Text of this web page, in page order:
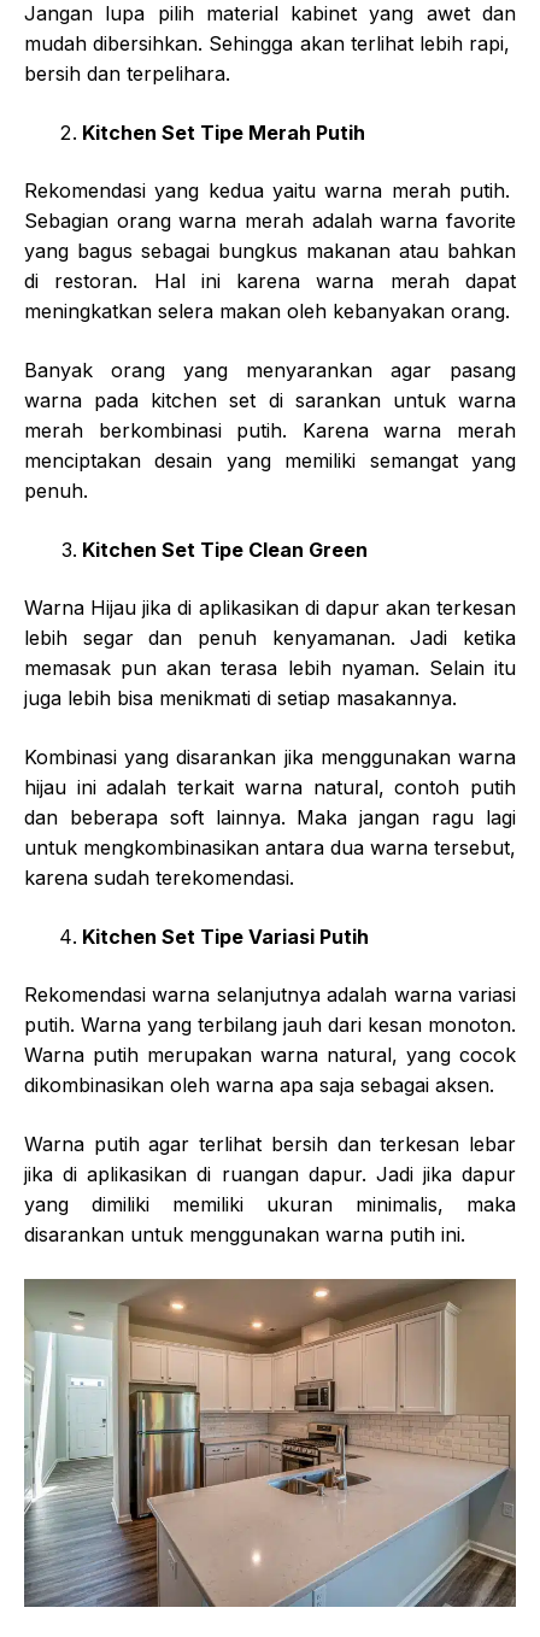
Jangan lupa pilih material kabinet yang awet dan
mudah dibersihkan. Sehingga akan terlihat lebih rapi,
bersih dan terpelihara.
Kitchen Set Tipe Merah Putih
Rekomendasi yang kedua yaitu warna merah putih.
Sebagian orang warna merah adalah warna favorite
yang bagus sebagai bungkus makanan atau bahkan
di restoran. Hal ini karena warna merah dapat
meningkatkan selera makan oleh kebanyakan orang.
Banyak orang yang menyarankan agar pasang
warna pada kitchen set di sarankan untuk warna
merah berkombinasi putih. Karena warna merah
menciptakan desain yang memiliki semangat yang
penuh.
Kitchen Set Tipe Clean Green
Warna Hijau jika di aplikasikan di dapur akan terkesan
lebih segar dan penuh kenyamanan. Jadi ketika
memasak pun akan terasa lebih nyaman. Selain itu
juga lebih bisa menikmati di setiap masakannya.
Kombinasi yang disarankan jika menggunakan warna
hijau ini adalah terkait warna natural, contoh putih
dan beberapa soft lainnya. Maka jangan ragu lagi
untuk mengkombinasikan antara dua warna tersebut,
karena sudah terekomendasi.
Kitchen Set Tipe Variasi Putih
Rekomendasi warna selanjutnya adalah warna variasi
putih. Warna yang terbilang jauh dari kesan monoton.
Warna putih merupakan warna natural, yang cocok
dikombinasikan oleh warna apa saja sebagai aksen.
Warna putih agar terlihat bersih dan terkesan lebar
jika di aplikasikan di ruangan dapur. Jadi jika dapur
yang dimiliki memiliki ukuran minimalis, maka
disarankan untuk menggunakan warna putih ini.